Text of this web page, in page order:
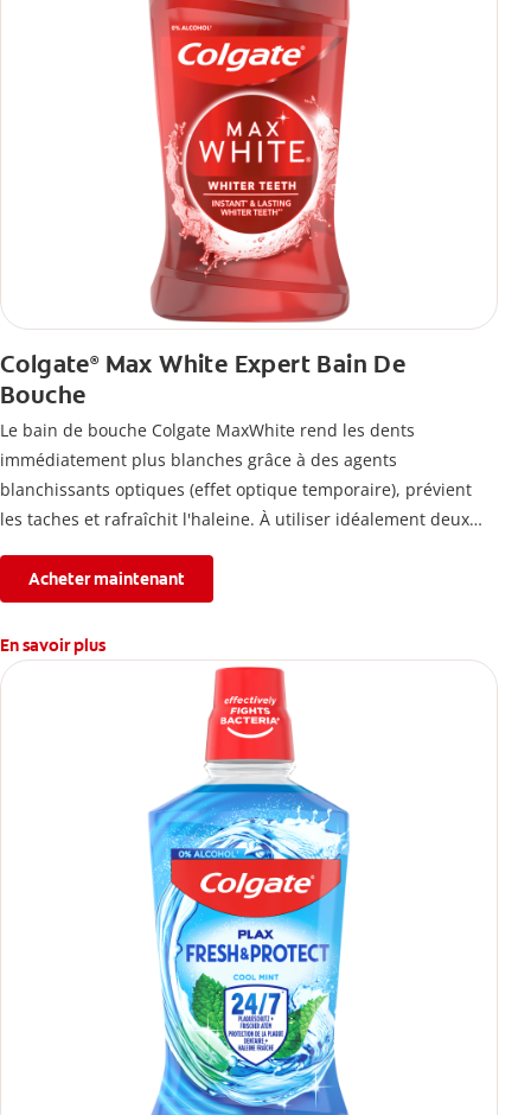
Colgate®Max White Expert Bain De
Bouche
Le bain de bouche Colgate MaxWhite rend les dents
immédiatement plus blanches grâce à des agents
blanchissants optiques (effet optique temporaire), prévient
les taches et rafraîchit l'haleine. À utiliser idéalement deux
Acheter maintenant
En savoir plus